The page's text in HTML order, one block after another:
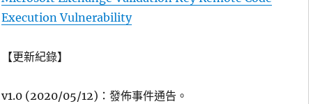
Execution Vulnerability
【更新紀錄】
v1.0 (2020/05/12)：發佈事件通告。